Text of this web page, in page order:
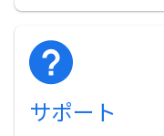
サポート